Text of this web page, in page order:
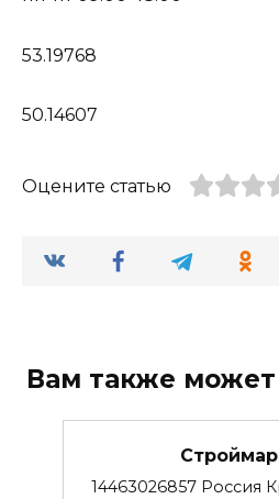
53.19768
50.14607
Оцените статью
Вам также может
14463026857 Россия